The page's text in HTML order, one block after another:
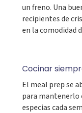
un freno. Una
recipientes de
en la comodidad
Cocinar
El meal prep se
para mantenerlo
especias cada